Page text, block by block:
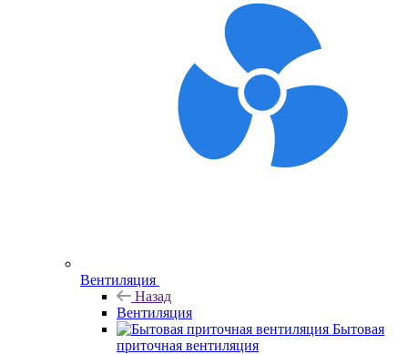
Вентиляция
Назад
Вентиляция
Бытовая
приточная вентиляция